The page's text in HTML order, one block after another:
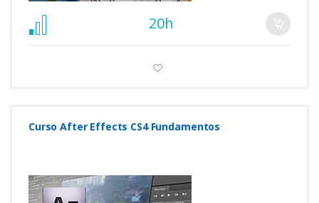
20h
Curso After Effects CS4 Fundamentos